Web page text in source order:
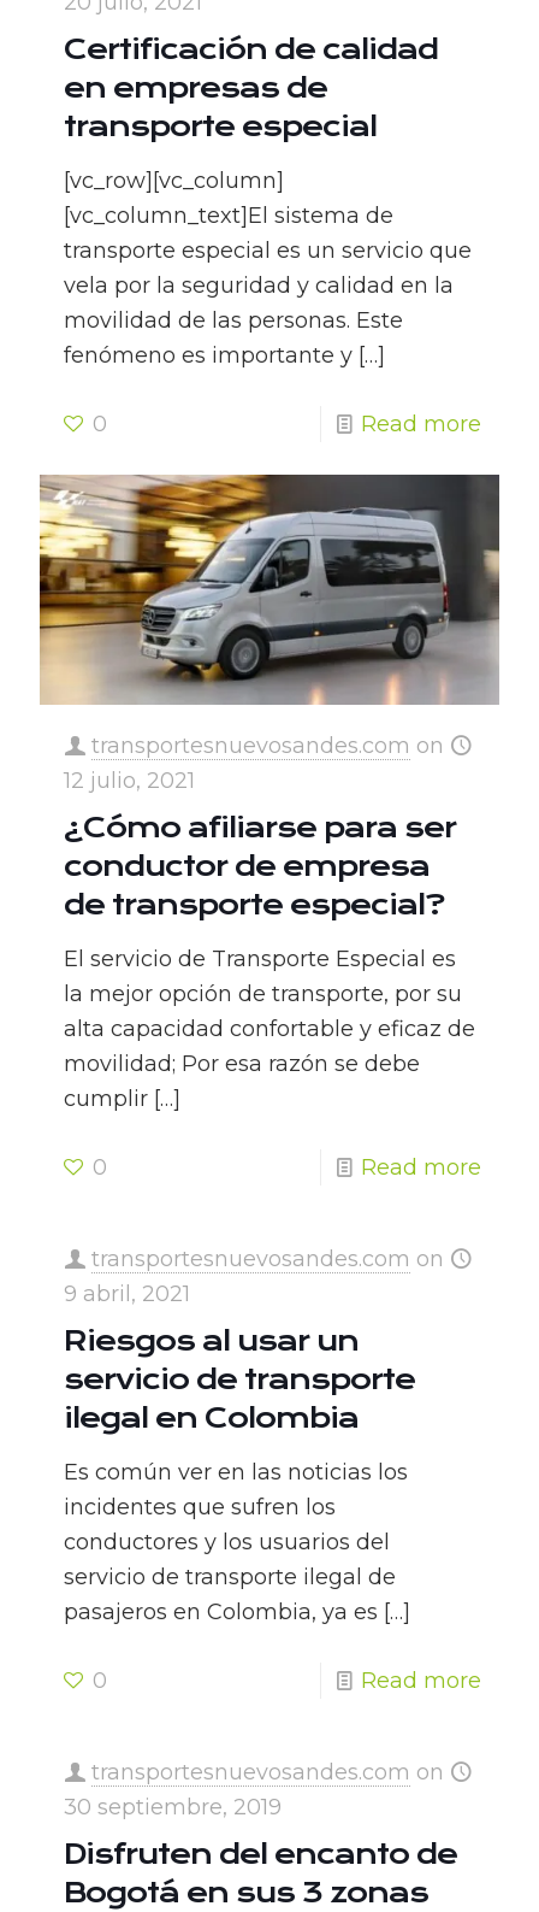
Certificación de calidad
en empresas de
transporte especial
[vc_row][vc_column]
[vc_column_text]El sistema de
transporte especial es un servicio que
vela por la seguridad y calidad en la
movilidad de las personas. Este
fenómeno es importante y […]
0 Read more
transportesnuevosandes.com on
12 julio, 2021
¿Cómo afiliarse para ser
conductor de empresa
de transporte especial?
El servicio de Transporte Especial es
la mejor opción de transporte, por su
alta capacidad confortable y eficaz de
movilidad; Por esa razón se debe
cumplir […]
0 Read more
transportesnuevosandes.com on
9 abril, 2021
Riesgos al usar un
servicio de transporte
ilegal en Colombia
Es común ver en las noticias los
incidentes que sufren los
conductores y los usuarios del
servicio de transporte ilegal de
pasajeros en Colombia, ya es […]
0 Read more
transportesnuevosandes.com on
30 septiembre, 2019
Disfruten del encanto de
Bogotá en sus 3 zonas